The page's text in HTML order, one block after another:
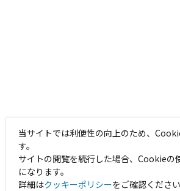
当サイトでは利便性の向上のため、
す。
サイトの閲覧を続行した場合、Cookieの
になります。
詳細はクッキーポリシーをご確認ください